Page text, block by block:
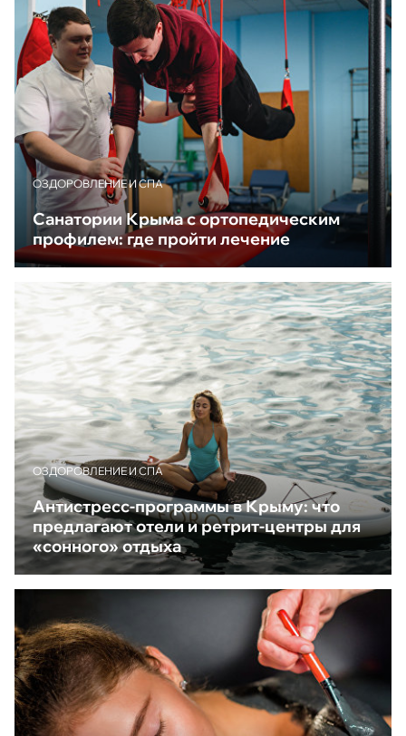
ОЗДОРОВЛЕНИЕ И СПА
Санатории Крыма с ортопедическим
профилем: где пройти лечение
ОЗДОРОВЛЕНИЕ И СПА
Антистресс-программы в Крыму: что
предлагают отели и ретрит-центры для
«сонного» отдыха